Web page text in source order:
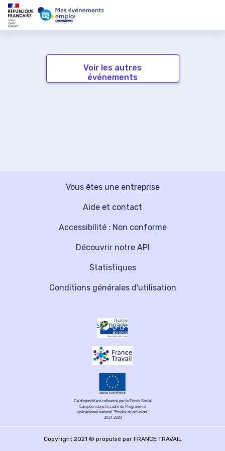
Voir les autres
événements
Vous êtes une entreprise
Découvrir notre API
Aide et contact
Statistiques
Accessibilité : Non conforme
Conditions générales d'utilisation
Ce dispositif est cofinancé par le Fonds Social
Européen dans le cadre du Programme
opérationnel national "Emploi et inclusion"
2014-2020
Copyright 2021 © propulsé par FRANCE TRAVAIL